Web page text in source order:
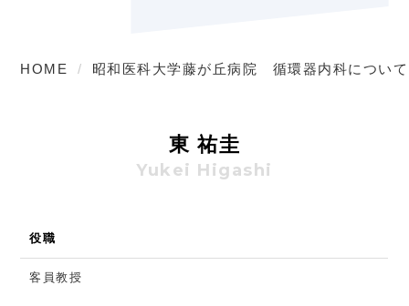
HOME 昭和医科大学藤が丘病院 循環器内科について
東 祐圭
Yukei Higashi
役職
客員教授